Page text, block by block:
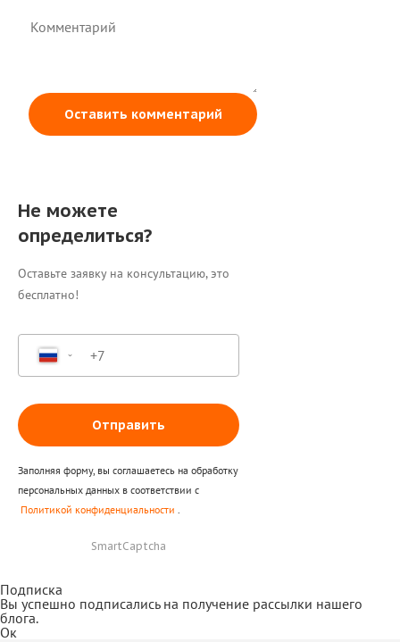
Оставить комментарий
Не можете
определиться?
Оставьте заявку на консультацию, это
бесплатно!
Отправить
Заполняя форму, вы соглашаетесь на обработку
персональных данных в соответствии с
Политикой конфиденциальности .
SmartCaptcha
Подписка
Вы успешно подписались на получение рассылки нашего
блога.
Ок